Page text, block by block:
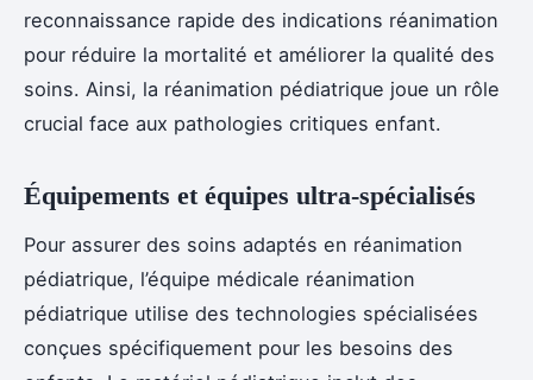
reconnaissance rapide des indications réanimation
pour réduire la mortalité et améliorer la qualité des
soins. Ainsi, la réanimation pédiatrique joue un rôle
crucial face aux pathologies critiques enfant.
Équipements et équipes ultra-spécialisés
Pour assurer des soins adaptés en réanimation
pédiatrique, l’équipe médicale réanimation
pédiatrique utilise des technologies spécialisées
conçues spécifiquement pour les besoins des